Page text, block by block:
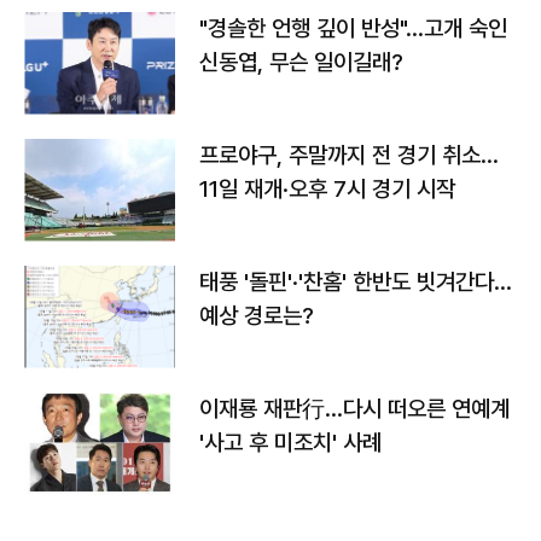
"경솔한 언행 깊이 반성"…고개 숙인
신동엽, 무슨 일이길래?
프로야구, 주말까지 전 경기 취소…
11일 재개·오후 7시 경기 시작
태풍 '돌핀'·'찬홈' 한반도 빗겨간다…
예상 경로는?
이재룡 재판行…다시 떠오른 연예계
'사고 후 미조치' 사례